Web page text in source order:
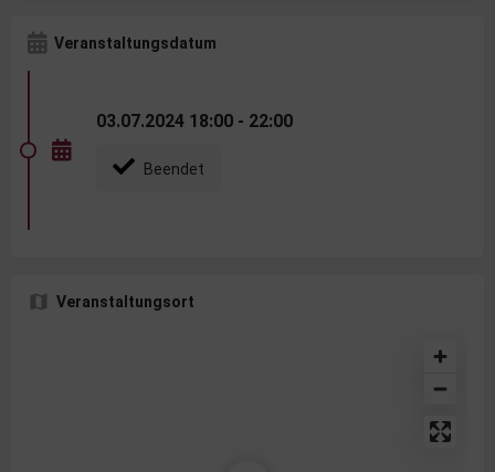
Veranstaltungsdatum
03.07.2024 18:00 - 22:00
Beendet
Veranstaltungsort